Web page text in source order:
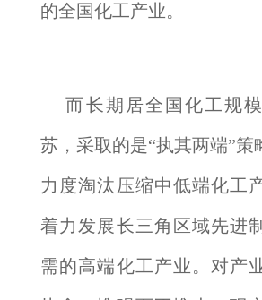
的全国化工产业。
而长期居全国化工规
苏，采取的是“执其两端”策
力度淘汰压缩中低端化工
着力发展长三角区域先进
需的高端化工产业。对产